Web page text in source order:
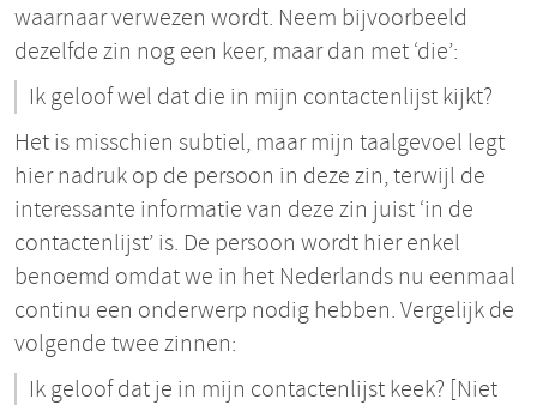
waarnaar verwezen wordt. Neem bijvoorbeeld
dezelfde zin nog een keer, maar dan met ‘die’:
Ik geloof wel dat die in mijn contactenlijst kijkt?
Het is misschien subtiel, maar mijn taalgevoel legt
hier nadruk op de persoon in deze zin, terwijl de
interessante informatie van deze zin juist ‘in de
contactenlijst’ is. De persoon wordt hier enkel
benoemd omdat we in het Nederlands nu eenmaal
continu een onderwerp nodig hebben. Vergelijk de
volgende twee zinnen:
Ik geloof dat je in mijn contactenlijst keek? [Niet